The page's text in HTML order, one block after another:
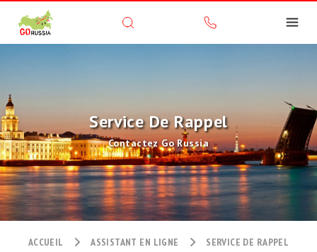
Service De Rappel
Contactez Go Russia
ACCUEIL ASSISTANT EN LIGNE SERVICE DE RAPPEL